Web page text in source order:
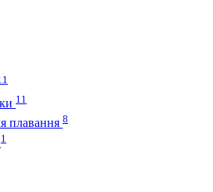
11
плавання 8
1